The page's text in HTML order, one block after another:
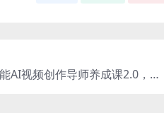
AI视频创作导师养成课2.0，漫